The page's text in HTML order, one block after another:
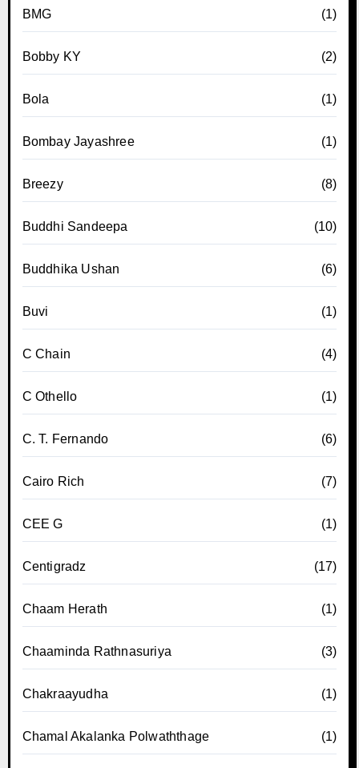
BMG (1)
Bobby KY (2)
Bola (1)
Bombay Jayashree (1)
Breezy (8)
Buddhi Sandeepa (10)
Buddhika Ushan (6)
Buvi (1)
C Chain (4)
C Othello (1)
C. T. Fernando (6)
Cairo Rich (7)
CEE G (1)
Centigradz (17)
Chaam Herath (1)
Chaaminda Rathnasuriya (3)
Chakraayudha (1)
Chamal Akalanka Polwaththage (1)